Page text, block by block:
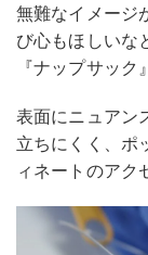
無難なイメージ
び心もほしいな
『ナップサック
表面にニュアン
立ちにくく、ポ
ィネートのアク